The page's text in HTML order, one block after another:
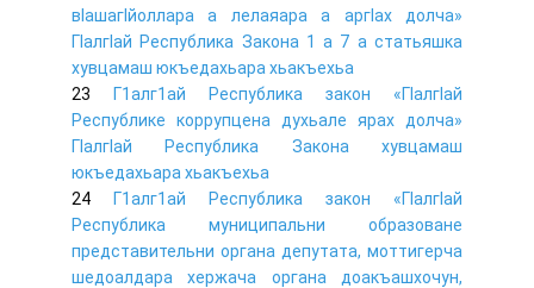
вIашагIйоллара а лелаяара а аргIах долча»
ГIалгIай Республика Закона 1 а 7 а статьяшка
хувцамаш юкъедахьара хьакъехьа
23
Г1алг1ай Республика закон «ГIалгIай
Республике коррупцена духьале ярах долча»
ГIалгIай Республика Закона хувцамаш
юкъедахьара хьакъехьа
24
Г1алг1ай Республика закон «ГIалгIай
Республика муниципальни образоване
представительни органа депутата, моттигерча
шедоалдара хержача органа доакъашхочун,